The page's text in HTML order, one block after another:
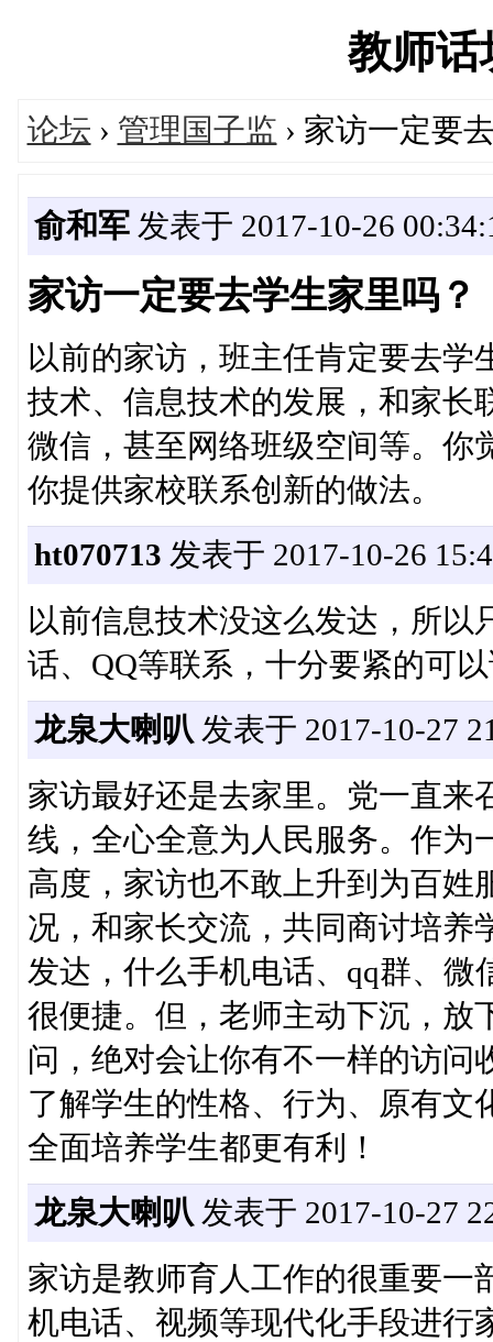
教师话
论坛 › 管理国子监 › 家访一定要
俞和军发表于 2017-10-26
家访一定要去学生家里吗？
以前的家访，班主任肯定要去
技术、信息技术的发展，和家长
微信，甚至网络班级空间等。你
你提供家校联系创新的做法。
ht070713 发表于 2017-10-26
以前信息技术没这么发达，所
话、QQ等联系，十分要紧的可
龙泉大喇叭 发表于 2017-10-27
家访最好还是去家里。党一直来
线，全心全意为人民服务。作为
高度，家访也不敢上升到为百姓
况，和家长交流，共同商讨培养
发达，什么手机电话、qq群、
很便捷。但，老师主动下沉，放
问，绝对会让你有不一样的访问
了解学生的性格、行为、原有文
全面培养学生都更有利！
龙泉大喇叭 发表于 2017-10-27
家访是教师育人工作的很重要一
机电话、视频等现代化手段进行